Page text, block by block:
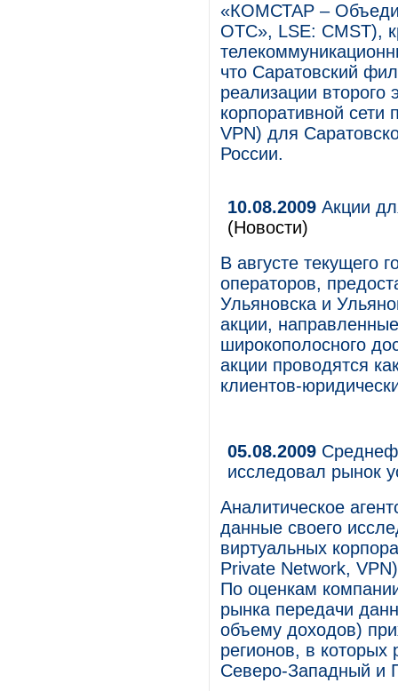
«КОМСТАР –
ОТС», LSE: CMST),
что Саратовский
реализации второго
корпоративной
VPN) для
России.
10.08.2009 Акции
(Новости)
В августе текущего
операторов,
Ульяновска и
акции,
широкополосного
акции проводятся
клиентов-
05.08.2009
исследовал рынок
Аналитическое
данные своего
виртуальных
Private Network,
По оценкам
рынка передачи
объему доходов)
регионов, в которых
Северо-Западный и